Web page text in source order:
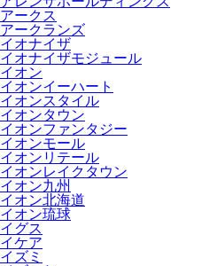
アークス
アークランズ
イオナイザ
イオナイザモジュール
イオン
イオンイーハート
イオンスタイル
イオンタウン
イオンファンタジー
イオンモール
イオンリテール
イオンレイクタウン
イオン九州
イオン北海道
イオン琉球
イグス
イケア
イズミ